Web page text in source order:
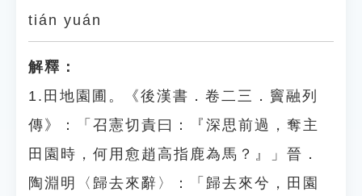
tián yuán
解釋：
1.田地園圃。《後漢書．卷二三．竇融列
傳》：「召憲切責曰：『深思前過，奪主
田園時，何用愈趙高指鹿為馬？』」晉．
陶淵明〈歸去來辭〉：「歸去來兮，田園